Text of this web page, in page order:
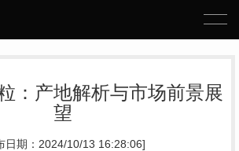
：产地解析与市场前景展
望
日期：2024/10/13 16:28:06]